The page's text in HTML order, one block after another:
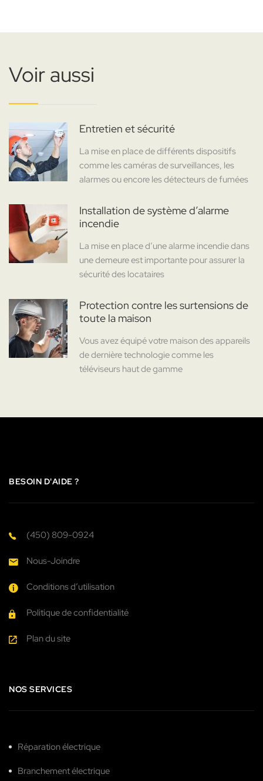
Voir aussi
Entretien et sécurité
La mise en place de différents dispositifs
comme les caméras de surveillances, les
alarmes ou encore les détecteurs de fumées
Installation de système d’alarme
incendie
La mise en place d’une alarme incendie dans
une demeure est importante pour assurer la
sécurité des locataires
Protection contre les surtensions de
toute la maison
Vous avez équipé votre maison des appareils
de dernière technologie comme les
téléviseurs haut de gamme
BESOIN D'AIDE ?
(450) 809-0924
Nous-Joindre
Conditions d’utilisation
Politique de confidentialité
Plan du site
NOS SERVICES
Réparation électrique
Branchement électrique